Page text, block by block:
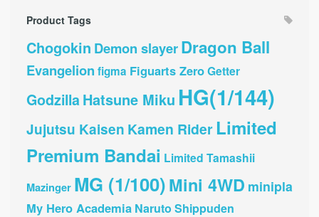
Product Tags
Chogokin Demon slayerDragon Ball
Evangelion figma Figuarts ZeroGetter
GodzillaHatsune Miku HG(1/144)
Jujutsu Kaisen Kamen Rider Limited
Premium Bandai Limited Tamashii
Mazinger MG (1/100)Mini 4WD minipla
My Hero Academia Naruto Shippuden